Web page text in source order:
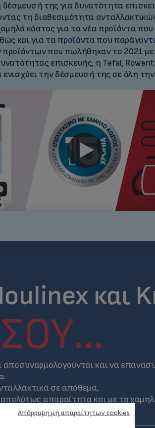
δέσμευσή της για δυνατότητα
τη διαθεσιμότητα
κόστος για τα νέα προϊόντα
και για τα προϊόντα που
που πωλήθηκαν το 2021
επισκευής, η Tefal,
ενισχύει την δέσμευσή της σε όλη
και
αποσυναρμολογούνται και να
σε απόθεμα,
απαραίτητα και με το
Απόρριψη μη απαραίτητων cookies